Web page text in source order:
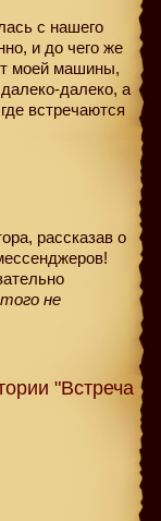
с нашего
и до чего же
моей машины,
далеко, а
встречаются
рассказав о
не
"Встреча